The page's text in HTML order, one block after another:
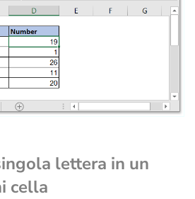
lettera in un
cella